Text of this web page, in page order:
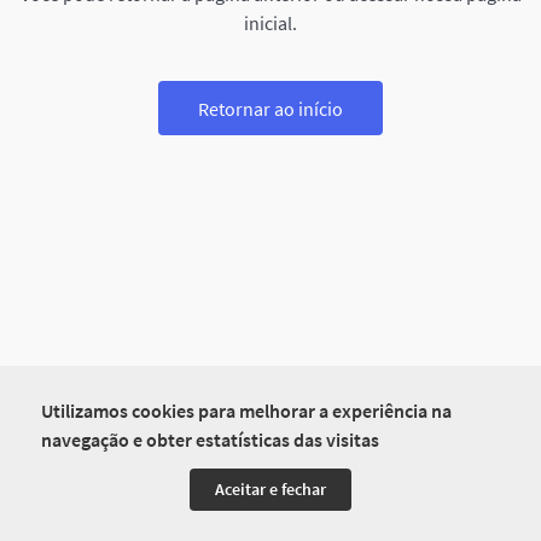
Utilizamos cookies para melhorar a experiência na
navegação e obter estatísticas das visitas
Aceitar e fechar
inicial.
Retornar ao início